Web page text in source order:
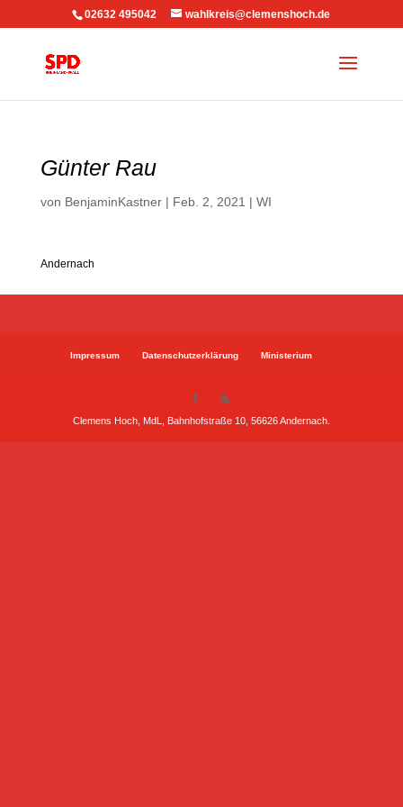
02632 495042 wahlkreis@clemenshoch.de
Günter Rau
von BenjaminKastner| Feb. 2, 2021 | WI
Andernach
Impressum Datenschutzerklärung Ministerium
Clemens Hoch, MdL, Bahnhofstraße 10, 56626 Andernach.